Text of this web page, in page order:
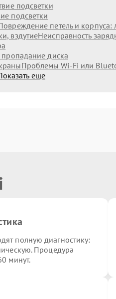
подсветки
подсветки
петель и
вздутиеНеисправность
пропадание диска
Проблемы Wi‑Fi или
еще
полную диагностику:
Процедура
минут.